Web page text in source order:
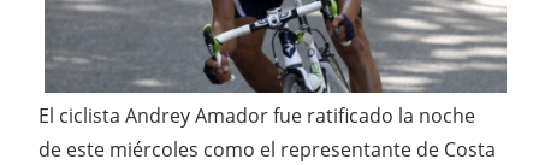
El ciclista Andrey Amador fue ratificado la noche
de este miércoles como el representante de Costa